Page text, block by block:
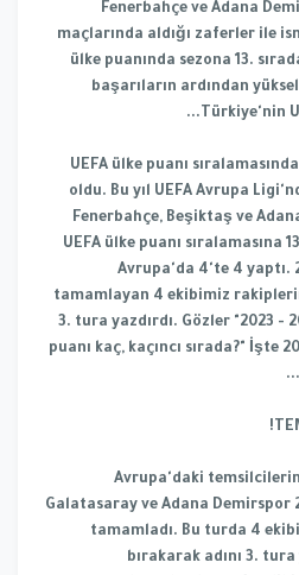
Fenerbahçe ve Adana
maçlarında aldığı zaferler ile
ülke puanında sezona 13.
başarıların ardından
Türkiye'nin
UEFA ülke puanı
oldu. Bu yıl UEFA Avrupa
Fenerbahçe, Beşiktaş ve
UEFA ülke puanı sıralamasına
Avrupa'da 4'te 4 yaptı.
tamamlayan 4 ekibimiz
3. tura yazdırdı. Gözler "2023 -
puanı kaç, kaçıncı sırada?" İşte
Avrupa'daki
Galatasaray ve Adana Demirspor
tamamladı. Bu turda 4
bırakarak adını 3.